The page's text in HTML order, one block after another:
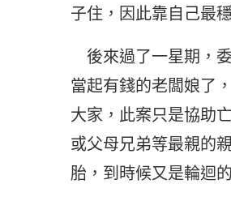
子住，因此靠自己最
後來過了一星期，
當起有錢的老闆娘了
大家，此案只是協助
或父母兄弟等最親的
胎，到時候又是輪迴